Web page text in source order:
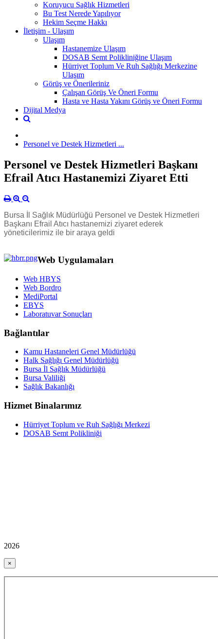
Koruyucu Sağlık Hizmetleri
Bu Test Nerede Yapılıyor
Hekim Seçme Hakkı
İletişim - Ulaşım
Ulaşım
Hastanemize Ulaşım
DOSAB Semt Polikliniğine Ulaşım
Hürriyet Toplum Ve Ruh Sağlığı Merkezine
Ulaşım
Görüş ve Önerileriniz
Çalışan Görüş Ve Öneri Formu
Hasta ve Hasta Yakını Görüş ve Öneri Formu
Dijital Medya
Personel ve Destek Hizmetleri ...
Personel ve Destek Hizmetleri Başkanı
Efrail Atıcı Hastanemizi Ziyaret Etti
Bursa İl Sağlık Müdürlüğü Personel ve Destek Hizmetleri
Başkanı Efrail Atıcı hastanemizi ziyaret ederek
yöneticilerimiz ile bir araya geldi
Web Uygulamaları
Web HBYS
Web Bordro
MediPortal
EBYS
Laboratuvar Sonuçları
Bağlantılar
Kamu Hastaneleri Genel Müdürlüğü
Halk Sağlığı Genel Müdürlüğü
Bursa İl Sağlık Müdürlüğü
Bursa Valiliği
Sağlık Bakanlığı
Hizmet Binalarımız
Hürriyet Toplum ve Ruh Sağlığı Merkezi
DOSAB Semt Polikliniği
2026
×